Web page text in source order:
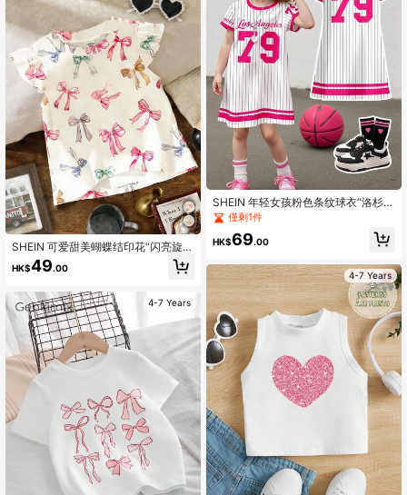
SHEIN 可爱甜美蝴蝶结印花“闪亮旋
转”粉色少女休闲时尚可爱短袖圆领上
衣，适合春夏穿着
HK$49.00
4-7 Years
SHEIN 年轻女孩粉色条纹球衣“洛杉
矶”79号印花休闲宽松短袖中长连衣
裙，适合夏季
僅剩1件
HK$69.00
4-7 Years